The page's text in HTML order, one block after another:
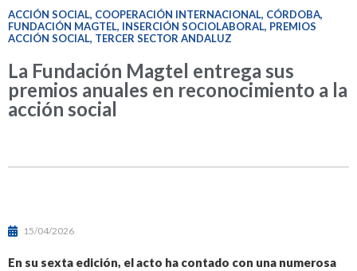
ACCIÓN SOCIAL, COOPERACIÓN INTERNACIONAL, CÓRDOBA,
FUNDACIÓN MAGTEL, INSERCIÓN SOCIOLABORAL, PREMIOS
ACCIÓN SOCIAL, TERCER SECTOR ANDALUZ
La Fundación Magtel entrega sus
premios anuales en reconocimiento a la
acción social
15/04/2026
En su sexta edición, el acto ha contado con una numerosa